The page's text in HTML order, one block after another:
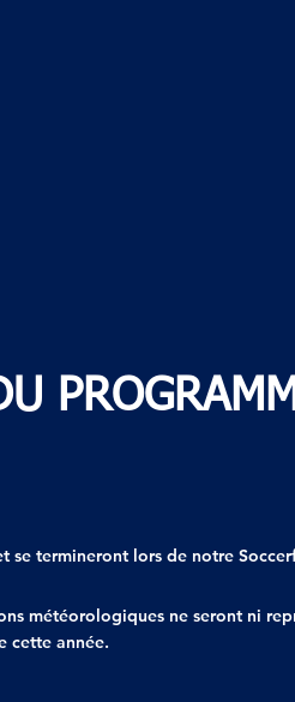
se termineront lors de notre
météorologiques ne seront ni
cette année.